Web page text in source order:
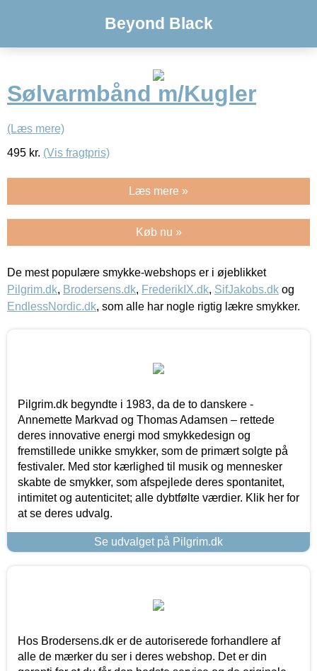
Beyond Black
Sølvarmbånd m/Kugler
(Læs mere)
495 kr. (Vis fragtpris)
Læs mere »
Køb nu »
De mest populære smykke-webshops er i øjeblikket
Pilgrim.dk, Brodersens.dk, FrederikIX.dk, SifJakobs.dk og
EndlessNordic.dk, som alle har nogle rigtig lækre smykker.
Pilgrim.dk begyndte i 1983, da de to danskere -
Annemette Markvad og Thomas Adamsen – rettede
deres innovative energi mod smykkedesign og
fremstillede unikke smykker, som de primært solgte på
festivaler. Med stor kærlighed til musik og mennesker
skabte de smykker, som afspejlede deres spontanitet,
intimitet og autenticitet; alle dybtfølte værdier. Klik her for
at se deres udvalg.
Se udvalget på Pilgrim.dk
Hos Brodersens.dk er de autoriserede forhandlere af
alle de mærker du ser i deres webshop. Det er din